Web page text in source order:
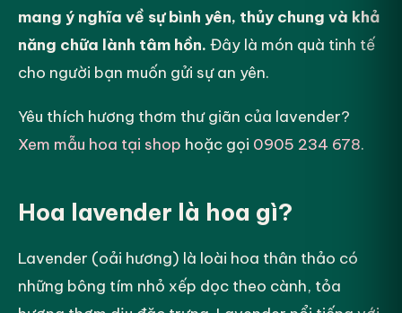
mang ý nghĩa về sự bình yên, thủy chung và khả
năng chữa lành tâm hồn. Đây là món quà tinh tế
cho người bạn muốn gửi sự an yên.
Yêu thích hương thơm thư giãn của lavender?
Xem mẫu hoa tại shop hoặc gọi 0905 234 678.
Hoa lavender là hoa gì?
Lavender (oải hương) là loài hoa thân thảo có
những bông tím nhỏ xếp dọc theo cành, tỏa